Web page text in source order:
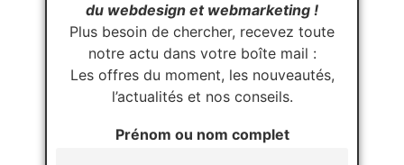
du webdesign et webmarketing !
Plus besoin de chercher, recevez toute
notre actu dans votre boîte mail :
Les offres du moment, les nouveautés,
l’actualités et nos conseils.
Prénom ou nom complet